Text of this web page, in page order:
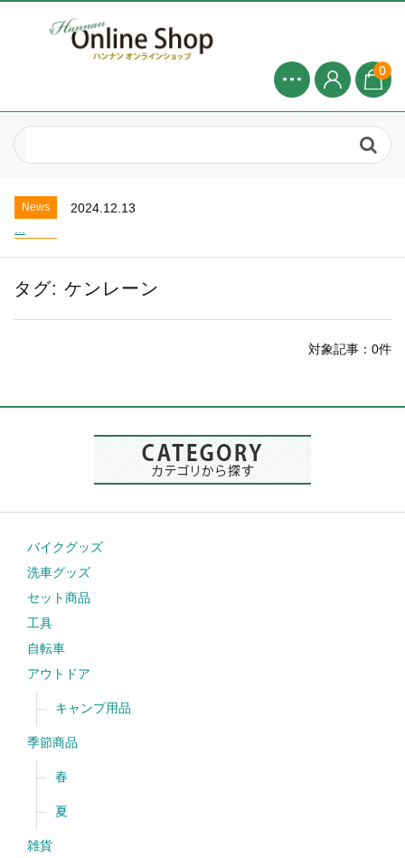
0
2025年 8月お盆休みについて...
News
2025.4.20
News
2024.12.13
News
2025.4.20
タグ: ケンレーン
対象記事：0件
バイクグッズ
洗車グッズ
セット商品
工具
自転車
アウトドア
キャンプ用品
季節商品
春
夏
雑貨